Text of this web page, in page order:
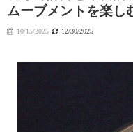
ムーブメントを楽し
10/15/2025 12/30/2025